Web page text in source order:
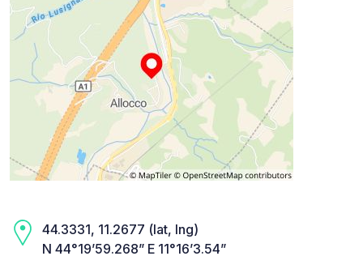
44.3331, 11.2677 (lat, lng)
N 44°19’59.268” E 11°16’3.54”